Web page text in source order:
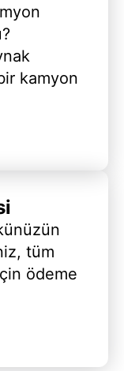
kamyon
tüm
ödeme